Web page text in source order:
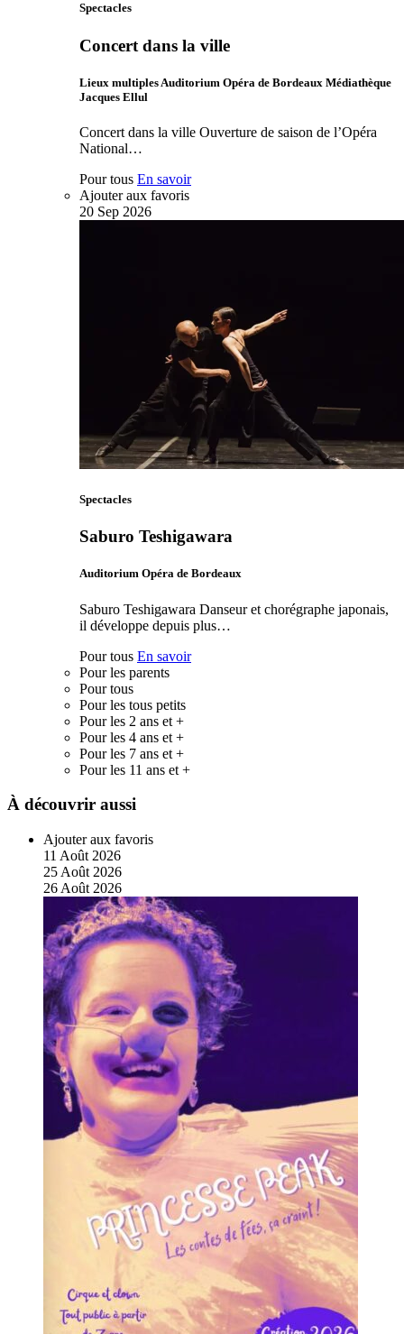
Spectacles
Concert dans la ville
Lieux multiples Auditorium Opéra de Bordeaux Médiathèque
Jacques Ellul
Concert dans la ville Ouverture de saison de l’Opéra
National…
Pour tous En savoir
Ajouter aux favoris
20 Sep 2026
Spectacles
Saburo Teshigawara
Auditorium Opéra de Bordeaux
Saburo Teshigawara Danseur et chorégraphe japonais,
il développe depuis plus…
Pour tous En savoir
Pour les parents
Pour tous
Pour les tous petits
Pour les 2 ans et +
Pour les 4 ans et +
Pour les 7 ans et +
Pour les 11 ans et +
À découvrir aussi
Ajouter aux favoris
11 Août 2026
25 Août 2026
26 Août 2026